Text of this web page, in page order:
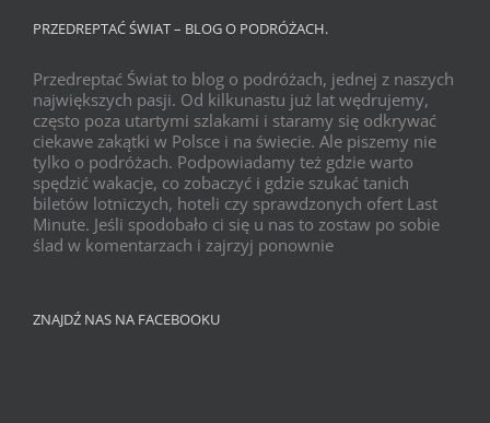
PRZEDREPTAĆ ŚWIAT – BLOG O PODRÓŻACH.
Przedreptać Świat to blog o podróżach, jednej z naszych
największych pasji. Od kilkunastu już lat wędrujemy,
często poza utartymi szlakami i staramy się odkrywać
ciekawe zakątki w Polsce i na świecie. Ale piszemy nie
tylko o podróżach. Podpowiadamy też gdzie warto
spędzić wakacje, co zobaczyć i gdzie szukać tanich
biletów lotniczych, hoteli czy sprawdzonych ofert Last
Minute. Jeśli spodobało ci się u nas to zostaw po sobie
ślad w komentarzach i zajrzyj ponownie
ZNAJDŹ NAS NA FACEBOOKU